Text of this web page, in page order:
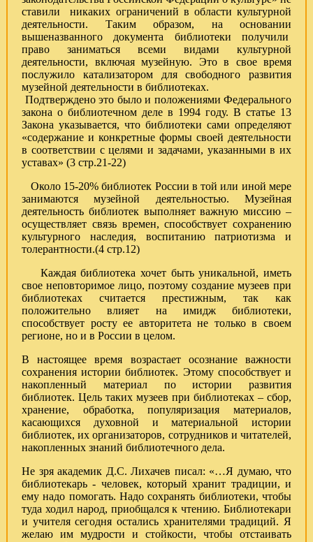
ставили никаких ограничений в области культурной
деятельности. Таким образом, на основании
вышеназванного документа библиотеки получили
право заниматься всеми видами культурной
деятельности, включая музейную. Это в свое время
послужило катализатором для свободного развития
музейной деятельности в библиотеках.
Подтверждено это было и положениями Федерального
закона о библиотечном деле в 1994 году. В статье 13
Закона указывается, что библиотеки сами определяют
«содержание и конкретные формы своей деятельности
в соответствии с целями и задачами, указанными в их
уставах» (3 стр.21-22)
Около 15-20% библиотек России в той или иной мере
занимаются музейной деятельностью. Музейная
деятельность библиотек выполняет важную миссию –
осуществляет связь времен, способствует сохранению
культурного наследия, воспитанию патриотизма и
толерантности.(4 стр.12)
Каждая библиотека хочет быть уникальной, иметь
свое неповторимое лицо, поэтому создание музеев при
библиотеках считается престижным, так как
положительно влияет на имидж библиотеки,
способствует росту ее авторитета не только в своем
регионе, но и в России в целом.
В настоящее время возрастает осознание важности
сохранения истории библиотек. Этому способствует и
накопленный материал по истории развития
библиотек. Цель таких музеев при библиотеках – сбор,
хранение, обработка, популяризация материалов,
касающихся духовной и материальной истории
библиотек, их организаторов, сотрудников и читателей,
накопленных знаний библиотечного дела.
Не зря академик Д.С. Лихачев писал: «…Я думаю, что
библиотекарь - человек, который хранит традиции, и
ему надо помогать. Надо сохранять библиотеки, чтобы
туда ходил народ, приобщался к чтению. Библиотекари
и учителя сегодня остались хранителями традиций. Я
желаю им мудрости и стойкости, чтобы отстаивать